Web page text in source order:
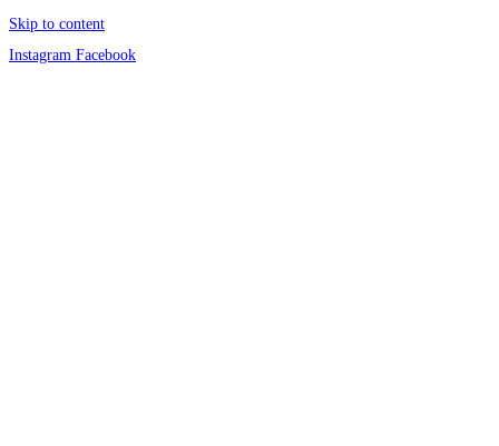
Skip to content
Instagram Facebook